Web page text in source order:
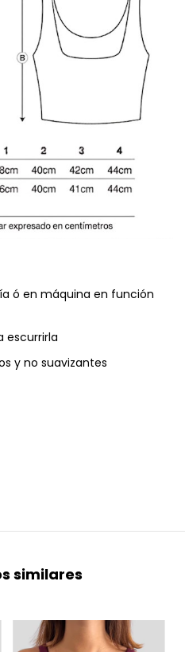
ó en máquina en función
escurrirla
y no suavizantes
similares